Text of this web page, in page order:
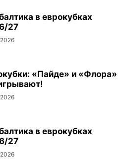
в еврокубках
27
«Пайде» и «Флора»
в еврокубках
27